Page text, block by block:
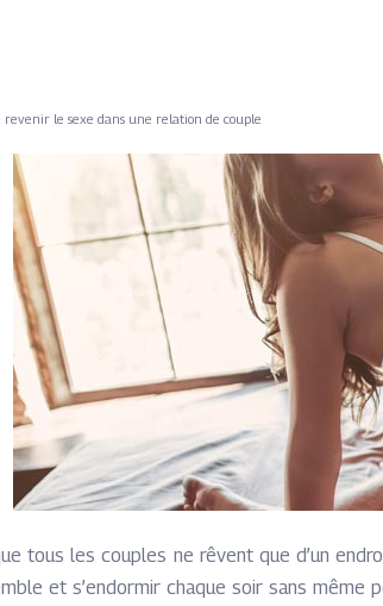
revenir le sexe dans une relation de couple
tous les couples ne rêvent que d’un
et s’endormir chaque soir sans